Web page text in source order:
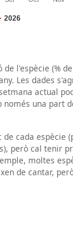
de l'espècie (%
Les dades
actual
una part
cada espècie
però cal tenir
moltes
de cantar,